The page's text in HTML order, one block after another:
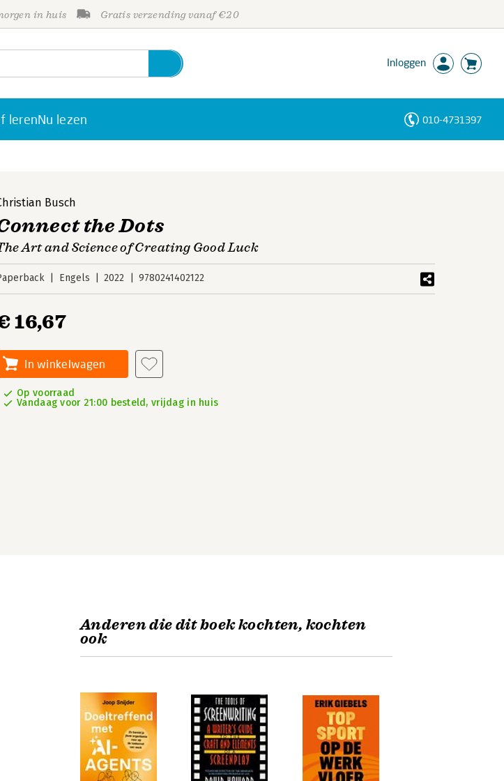
in huis Gratis verzending vanaf €20
Inloggen
lerenNu lezen 010-4731397
Busch
the Dots
Art and Science of Creating Good Luck
Engels 2022 9780241402122
16,67
In winkelwagen
Op voorraad
Vandaag voor 21:00 besteld, vrijdag in huis
Anderen die dit boek kochten, kochten
ook
Personen